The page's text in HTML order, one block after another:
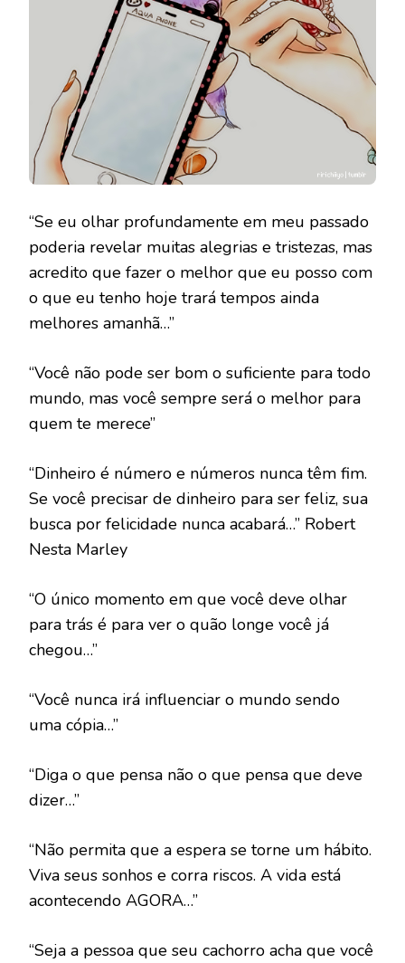
“Se eu olhar profundamente em meu passado
poderia revelar muitas alegrias e tristezas, mas
acredito que fazer o melhor que eu posso com
o que eu tenho hoje trará tempos ainda
melhores amanhã…”
“Você não pode ser bom o suficiente para todo
mundo, mas você sempre será o melhor para
quem te merece”
“Dinheiro é número e números nunca têm fim.
Se você precisar de dinheiro para ser feliz, sua
busca por felicidade nunca acabará…” Robert
Nesta Marley
“O único momento em que você deve olhar
para trás é para ver o quão longe você já
chegou…”
“Você nunca irá influenciar o mundo sendo
uma cópia…”
“Diga o que pensa não o que pensa que deve
dizer…”
“Não permita que a espera se torne um hábito.
Viva seus sonhos e corra riscos. A vida está
acontecendo AGORA…”
“Seja a pessoa que seu cachorro acha que você